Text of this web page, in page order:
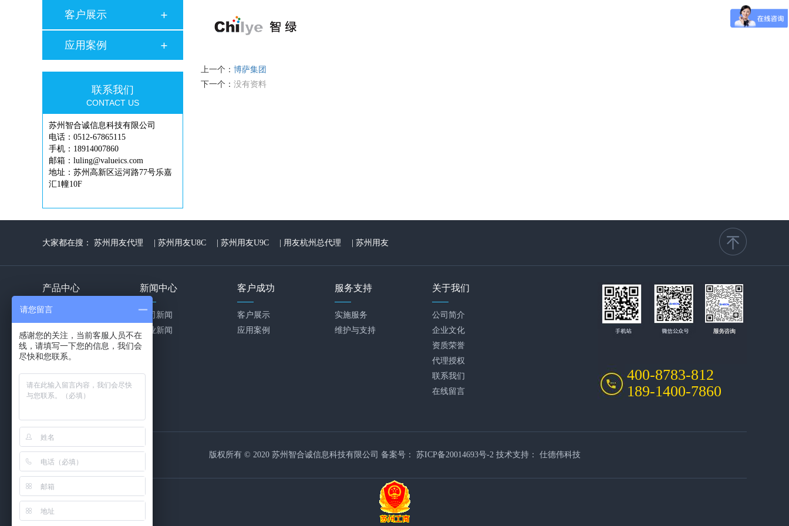
客户展示
应用案例
联系我们
CONTACT US
苏州智合诚信息科技有限公司
电话：0512-67865115
手机：18914007860
邮箱：luling@valueics.com
地址：苏州高新区运河路77号乐嘉
汇1幢10F
上一个： 博萨集团
下一个： 没有资料
大家都在搜： 苏州用友代理 苏州用友U8C 苏州用友U9C 用友杭州总代理 苏州用友
产品中心
ICS智能工厂
用友ERP
用友云
致远OA
销售易CRM
易快报
客户化定制
新闻中心
公司新闻
行业新闻
客户成功
客户展示
应用案例
服务支持
实施服务
维护与支持
关于我们
公司简介
企业文化
资质荣誉
代理授权
联系我们
在线留言
400-8783-812
189-1400-7860
版权所有 © 2020 苏州智合诚信息科技有限公司 备案号： 苏ICP备20014693号-2技术支持： 仕德伟科技
请您留言
感谢您的关注，当前客服人员不在
线，请填写一下您的信息，我们会
尽快和您联系。